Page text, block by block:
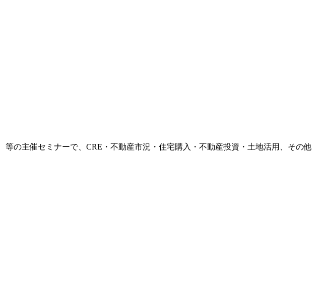
の主催セミナーで、CRE・不動産市況・住宅購入・不動産投資・土地活用、その他